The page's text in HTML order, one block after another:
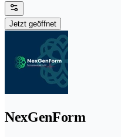
Jetzt geöffnet
NexGenForm